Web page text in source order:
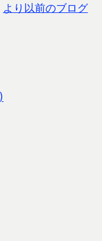
より以前のブログ